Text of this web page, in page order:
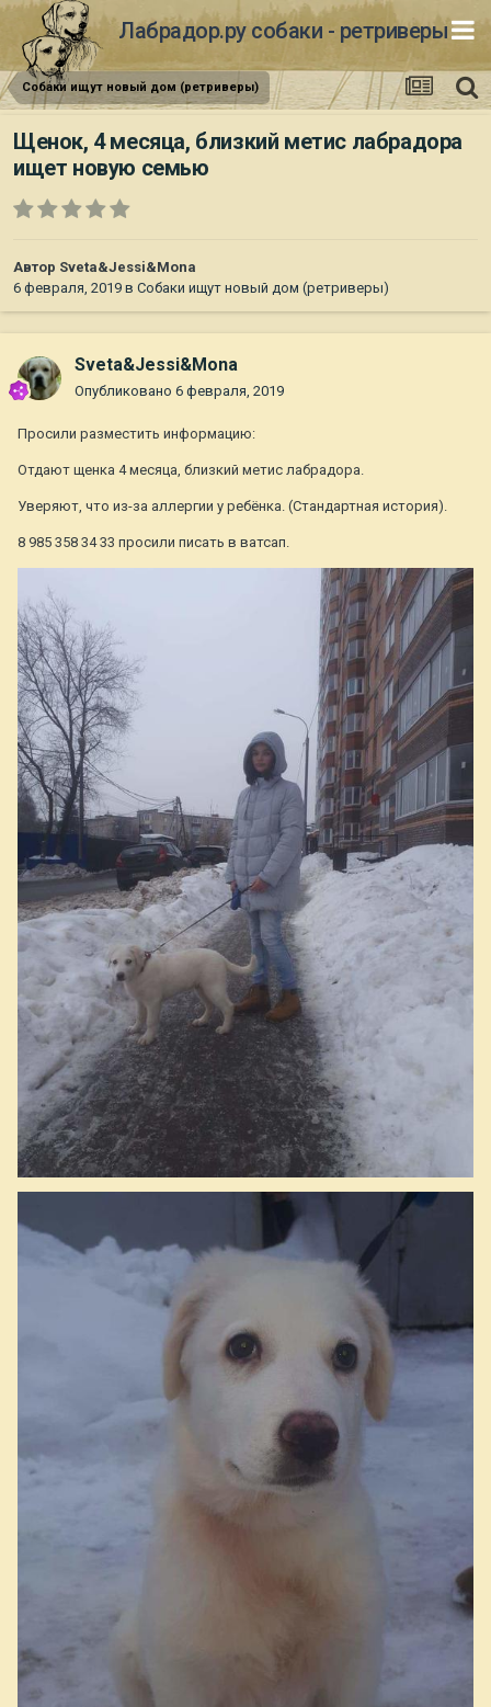
Лабрадор.ру собаки - ретриверы
Собаки ищут новый дом (ретриверы)
Щенок, 4 месяца, близкий метис лабрадора
ищет новую семью
Автор Sveta&Jessi&Mona
6 февраля, 2019 в Собаки ищут новый дом (ретриверы)
Sveta&Jessi&Mona
Опубликовано 6 февраля, 2019
Просили разместить информацию:
Отдают щенка 4 месяца, близкий метис лабрадора.
Уверяют, что из-за аллергии у ребёнка. (Стандартная история).
8 985 358 34 33 просили писать в ватсап.